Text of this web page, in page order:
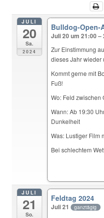
JULI
20
Sa.
2024
Bulldog-Open-
Juli 20 um 21:00 –
Zur Einstimmung
dieses Jahr wieder
Kommt gerne mit
Fuß!
Wo: Feld zwischen
Wann: Ab 19:30
Dunkelheit
Was: Lustiger Film
Bei schlechtem
JULI
21
So.
Feldtag 2024
Juli 21 ganztägig